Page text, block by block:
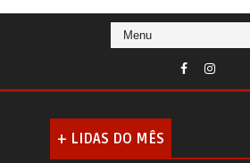
+ LIDAS DO MÊS